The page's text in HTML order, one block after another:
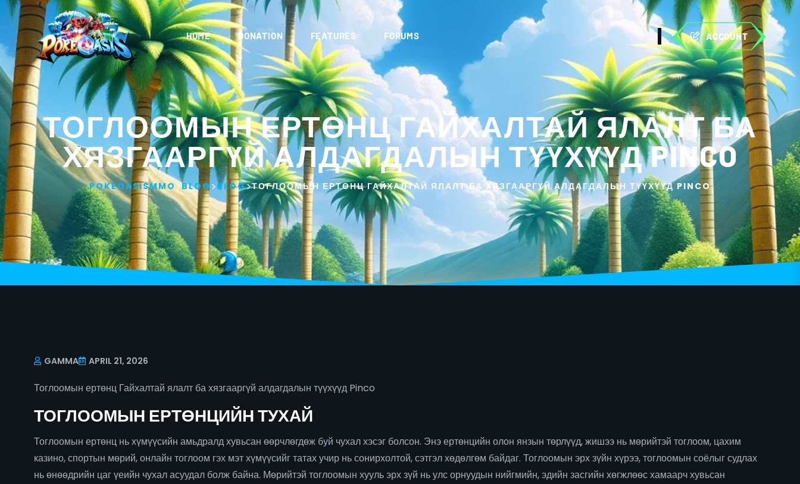
HOME DONATION FEATURES FORUMS ACCOUNT
ТОГЛООМЫН ЕРТӨНЦ ГАЙХАЛТАЙ ЯЛАЛТ БА
ХЯЗГААРГҮЙ АЛДАГДАЛЫН ТҮҮХҮҮД PINCO
POKEOASISMMO>BLOG>BLOG>ТОГЛООМЫН ЕРТӨНЦ ГАЙХАЛТАЙ ЯЛАЛТ БА ХЯЗГААРГҮЙ АЛДАГДАЛЫН ТҮҮХҮҮД PINCO
GAMMA APRIL 21, 2026
Тоглоомын ертөнц Гайхалтай ялалт ба хязгааргүй алдагдалын түүхүүд Pinco
ТОГЛООМЫН ЕРТӨНЦИЙН ТУХАЙ
Тоглоомын ертөнц нь хүмүүсийн амьдралд хувьсан өөрчлөгдөж буй чухал хэсэг болсон. Энэ ертөнцийн олон янзын төрлүүд, жишээ нь мөрийтэй тоглоом, цахим
казино, спортын мөрий, онлайн тоглоом гэх мэт хүмүүсийг татах учир нь сонирхолтой, сэтгэл хөдөлгөм байдаг. Тоглоомын эрх зүйн хүрээ, тоглоомын соёлыг судлах
нь өнөөдрийн цаг үеийн чухал асуудал болж байна. Мөрийтэй тоглоомын хууль эрх зүй нь улс орнуудын нийгмийн, эдийн засгийн хөгжлөөс хамаарч хувьсан